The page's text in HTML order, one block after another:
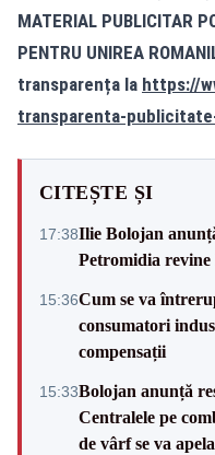
MATERIAL PUBLICITAR
PENTRU UNIREA
transparența la https://
transparenta-
CITEȘTE ȘI
17:38Ilie Bolojan
Petromidia revine
15:36Cum se va
consumatori
compensații
15:33Bolojan anunță
Centralele pe
de vârf se va